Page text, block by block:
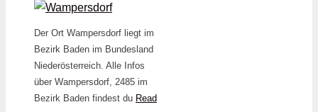
Der Ort Wampersdorf liegt im
Bezirk Baden im Bundesland
Niederösterreich. Alle Infos
über Wampersdorf, 2485 im
Bezirk Baden findest du Read